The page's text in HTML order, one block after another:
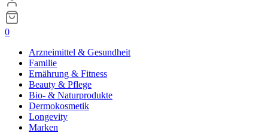
0
Arzneimittel & Gesundheit
Familie
Ernährung & Fitness
Beauty & Pflege
Bio- & Naturprodukte
Dermokosmetik
Longevity
Marken